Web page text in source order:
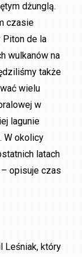
dżunglą.
czasie
de la
wulkanów na
także
wielu
w
lagunie
W okolicy
latach
opisuje czas
Leśniak, który